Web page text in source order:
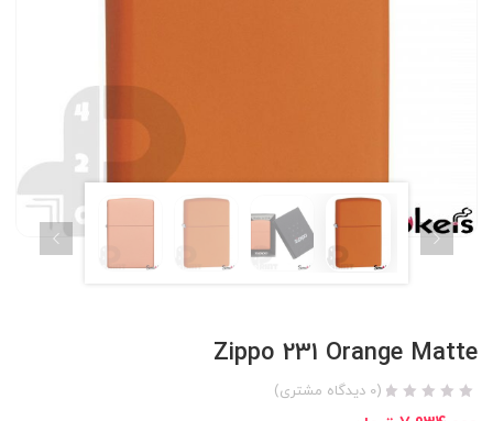
Zippo 231 Orange Matte
(
0 دیدگاه مشتری)